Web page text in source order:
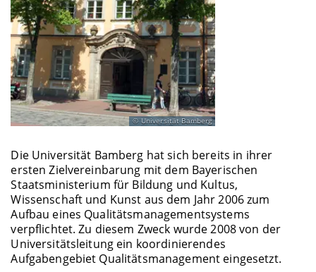
Universität Bamberg
Die Universität Bamberg hat sich bereits in ihrer
ersten Zielvereinbarung mit dem Bayerischen
Staatsministerium für Bildung und Kultus,
Wissenschaft und Kunst aus dem Jahr 2006 zum
Aufbau eines Qualitätsmanagementsystems
verpflichtet. Zu diesem Zweck wurde 2008 von der
Universitätsleitung ein koordinierendes
Aufgabengebiet Qualitätsmanagement eingesetzt.